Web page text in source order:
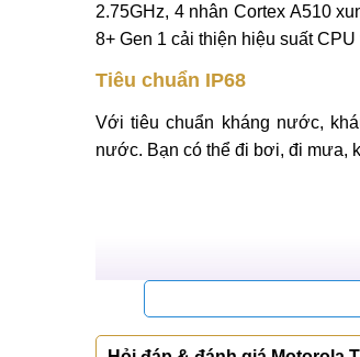
2.75GHz, 4 nhân Cortex A510
8+ Gen 1 cải thiện hiệu suất
Tiêu chuẩn IP68
Với tiêu chuẩn kháng nước,
nước. Bạn có thể đi bơi, đi mưa,